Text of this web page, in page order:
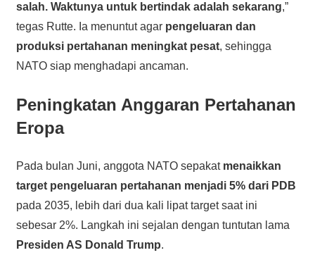
salah. Waktunya untuk bertindak adalah sekarang,”
tegas Rutte. Ia menuntut agar pengeluaran dan
produksi pertahanan meningkat pesat, sehingga
NATO siap menghadapi ancaman.
Peningkatan Anggaran Pertahanan
Eropa
Pada bulan Juni, anggota NATO sepakat menaikkan
target pengeluaran pertahanan menjadi 5% dari PDB
pada 2035, lebih dari dua kali lipat target saat ini
sebesar 2%. Langkah ini sejalan dengan tuntutan lama
Presiden AS Donald Trump.